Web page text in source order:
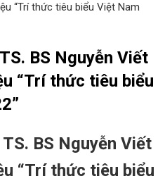
“Trí thức tiêu biểu Việt Nam
BS Nguyễn Viết
“Trí thức tiêu biểu
BS Nguyễn Viết
“Trí thức tiêu biểu